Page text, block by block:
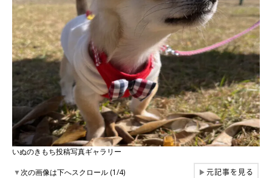
いぬのきもち投稿写真ギャラリー
▼次の画像は下へスクロール (1/4) ▶元記事を見る